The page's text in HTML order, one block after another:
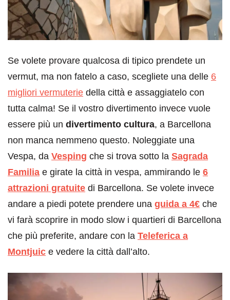
Se volete provare qualcosa di tipico prendete un
vermut, ma non fatelo a caso, scegliete una delle 6
migliori vermuterie della città e assaggiatelo con
tutta calma! Se il vostro divertimento invece vuole
essere più un divertimento cultura, a Barcellona
non manca nemmeno questo. Noleggiate una
Vespa, da Vesping che si trova sotto la Sagrada
Familia e girate la città in vespa, ammirando le 6
attrazioni gratuite di Barcellona. Se volete invece
andare a piedi potete prendere una guida a 4€ che
vi farà scoprire in modo slow i quartieri di Barcellona
che più preferite, andare con la Teleferica a
Montjuic e vedere la città dall’alto.